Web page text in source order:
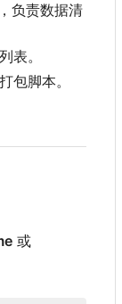
负责数据清
表。
包脚本。
或